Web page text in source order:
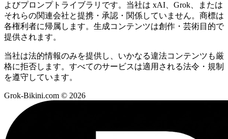
よびプロンプトライブラリです。当社は xAI、Grok、または
それらの関連会社と提携・承認・関係していません。商標は
各権利者に帰属します。生成コンテンツは創作・芸術目的で
提供されます。
当社は法的情報のみを提供し、いかなる違法コンテンツも厳
格に拒否します。すべてのサービスは適用される法令・規制
を遵守しています。
Grok-Bikini.com © 2026